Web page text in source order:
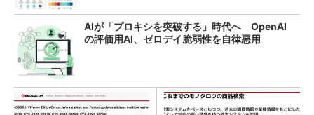
AIが「プロキシを突破する」時代へ OpenAI
の評価用AI、ゼロデイ脆弱性を自律悪用